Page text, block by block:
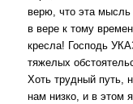
верю, что эта мысль
в вере к тому
кресла! Господь
тяжелых
Хоть трудный путь,
нам низко, и в этом